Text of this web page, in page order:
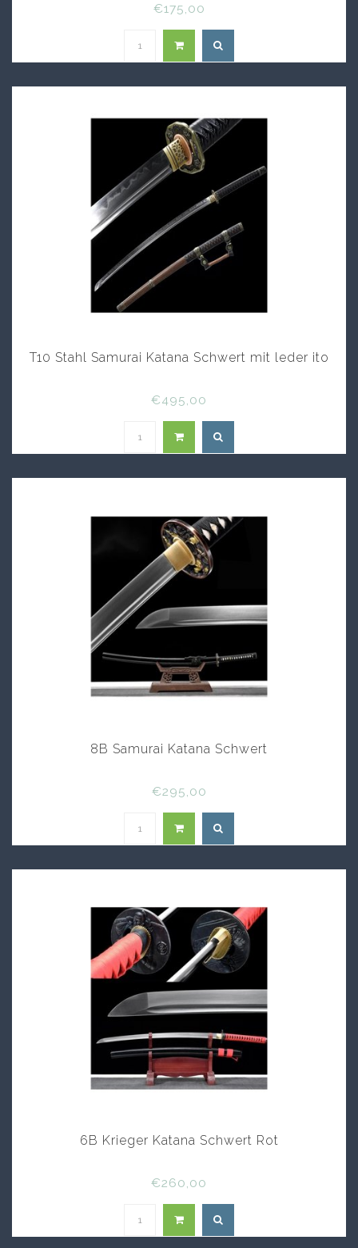
€175,00
T10 Stahl Samurai Katana Schwert mit leder ito
€495,00
8B Samurai Katana Schwert
€295,00
6B Krieger Katana Schwert Rot
€260,00